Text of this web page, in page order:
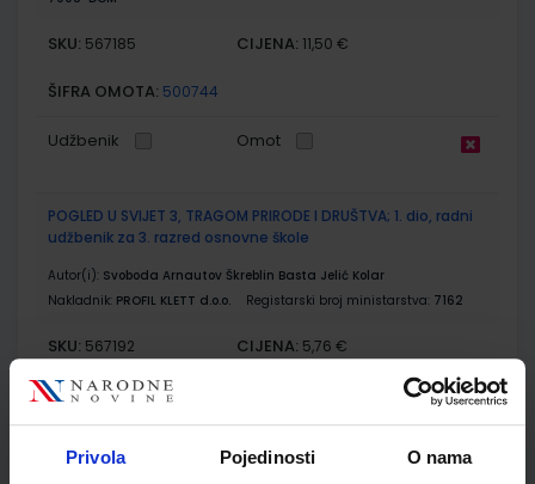
Privola Pojedinosti O nama
SKU: 567185 CIJENA: 11,50 €
ŠIFRA OMOTA: 500744
Udžbenik Omot
POGLED U SVIJET 3, TRAGOM PRIRODE I DRUŠTVA; 1. dio, radni
udžbenik za 3. razred osnovne škole
Autor(i): Svoboda Arnautov Škreblin Basta Jelić Kolar
Nakladnik: PROFIL KLETT d.o.o. Registarski broj ministarstva: 7162
SKU: 567192 CIJENA: 5,76 €
ŠIFRA OMOTA: 500261